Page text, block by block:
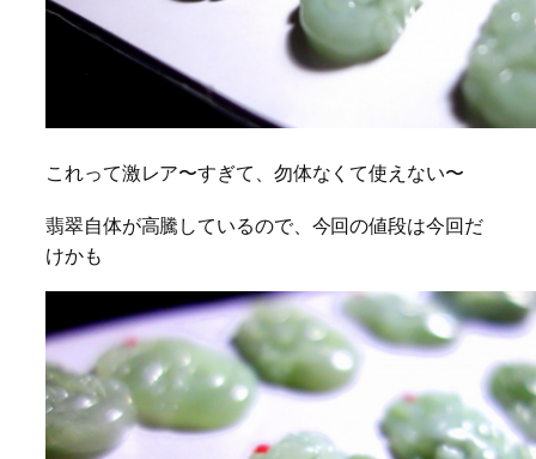
これって激レア〜すぎて、勿体なくて使えない〜
翡翠自体が高騰しているので、今回の値段は今回だ
けかも